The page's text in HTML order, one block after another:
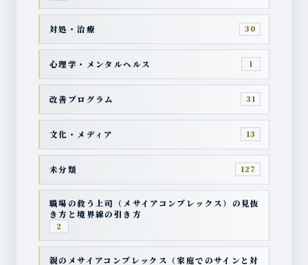
対処・治療 30
心理学・メンタルヘルス 1
改善プログラム 31
文化・メディア 13
未分類 127
職場の救う上司（メサイアコンプレックス）の見抜
き方と境界線の引き方
2
親のメサイアコンプレックス（家庭でのサインと対